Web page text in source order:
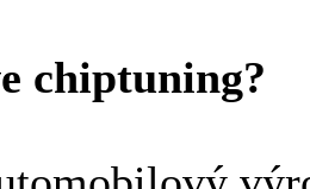
chiptuning?